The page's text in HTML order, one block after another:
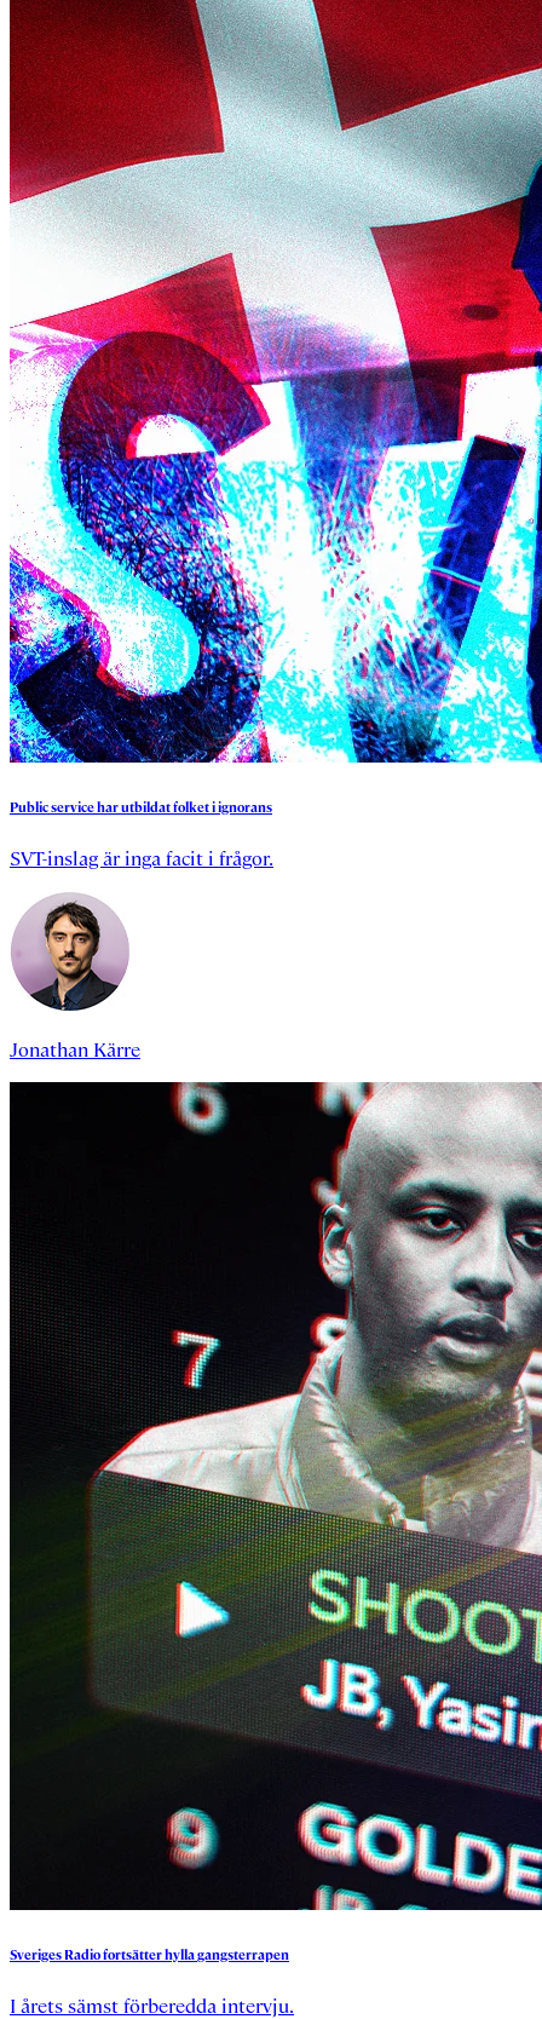
Publicserviceharutbildatfolketiignorans
SVT-inslag är inga facit i frågor.
Jonathan Kärre
SverigesRadiofortsätterhyllagangsterrapen
I årets sämst förberedda intervju.